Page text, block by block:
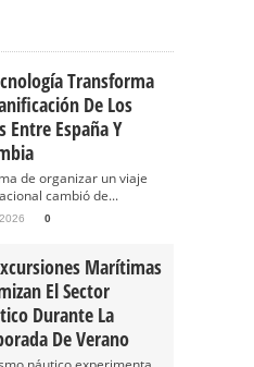
Transforma
De Los
Entre España Y
de organizar un viaje
cambió de...
0
Marítimas
El Sector
Durante La
De Verano